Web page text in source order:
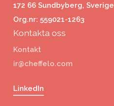
172 66 Sundbyberg, Sverige
Org.nr: 559021-1263
Kontakta oss
Kontakt
ir@cheffelo.com
LinkedIn